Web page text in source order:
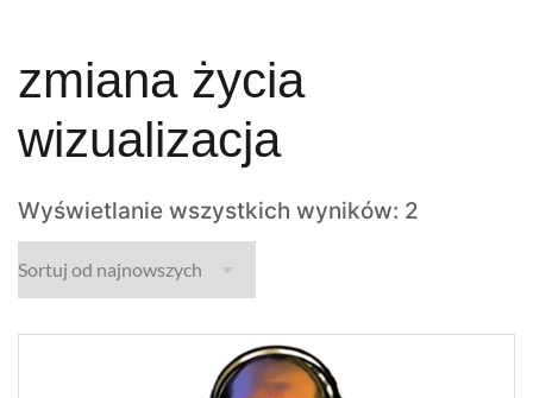
zmiana życia
wizualizacja
Wyświetlanie wszystkich wyników: 2